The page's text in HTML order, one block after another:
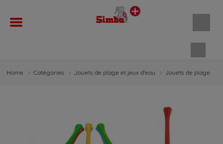
Home Catégories Jouets de plage et jeux d'eau Jouets de plage